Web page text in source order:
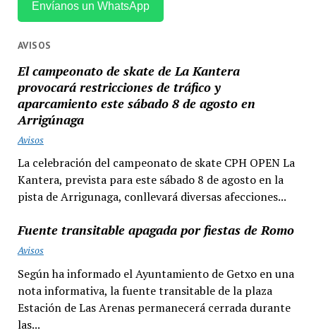
Envíanos un WhatsApp
AVISOS
El campeonato de skate de La Kantera
provocará restricciones de tráfico y
aparcamiento este sábado 8 de agosto en
Arrigúnaga
Avisos
La celebración del campeonato de skate CPH OPEN La
Kantera, prevista para este sábado 8 de agosto en la
pista de Arrigunaga, conllevará diversas afecciones...
Fuente transitable apagada por fiestas de Romo
Avisos
Según ha informado el Ayuntamiento de Getxo en una
nota informativa, la fuente transitable de la plaza
Estación de Las Arenas permanecerá cerrada durante
las...